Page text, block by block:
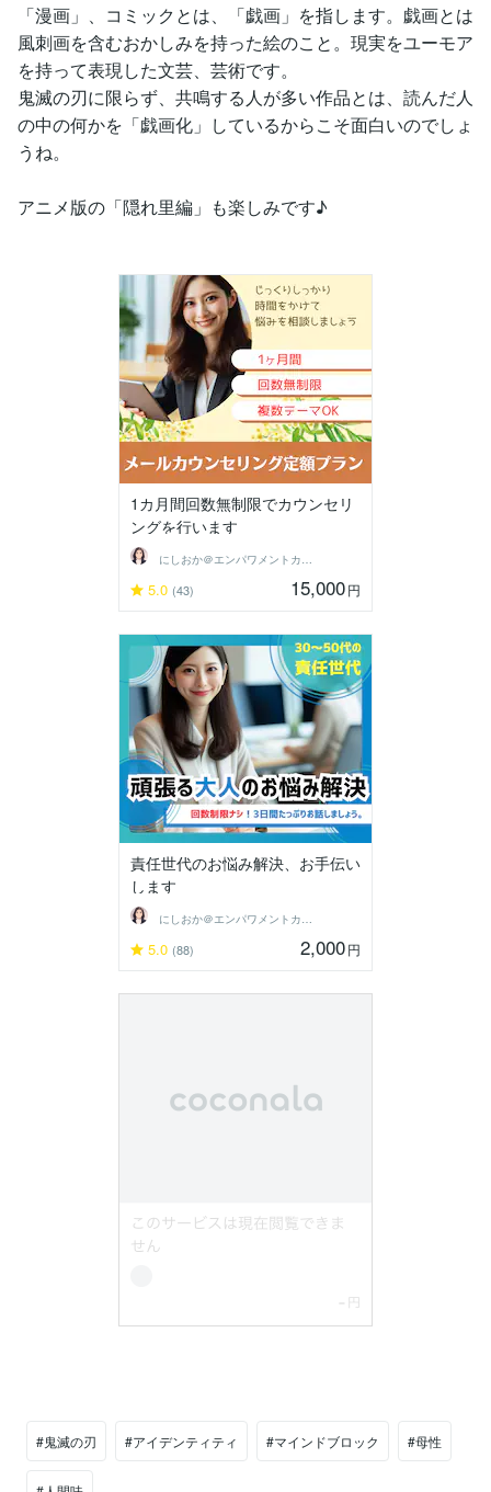
「漫画」、コミックとは、「戯画」を指します。戯画とは
風刺画を含むおかしみを持った絵のこと。現実をユーモア
を持って表現した文芸、芸術です。
鬼滅の刃に限らず、共鳴する人が多い作品とは、読んだ人
の中の何かを「戯画化」しているからこそ面白いのでしょ
うね。
アニメ版の「隠れ里編」も楽しみです♪
1カ月間回数無制限でカウンセリ
ングを行います
にしおか＠エンパワメントカウンセラー
5.0 (43) 15,000円
責任世代のお悩み解決、お手伝い
します
にしおか＠エンパワメントカウンセラー
5.0 (88) 2,000円
#鬼滅の刃 #アイデンティティ #マインドブロック #母性